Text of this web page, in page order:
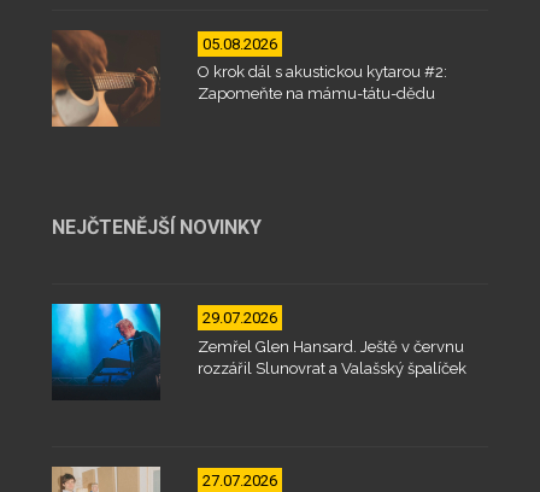
05.08.2026
O krok dál s akustickou kytarou #2:
Zapomeňte na mámu-tátu-dědu
NEJČTENĚJŠÍ NOVINKY
29.07.2026
Zemřel Glen Hansard. Ještě v červnu
rozzářil Slunovrat a Valašský špalíček
27.07.2026